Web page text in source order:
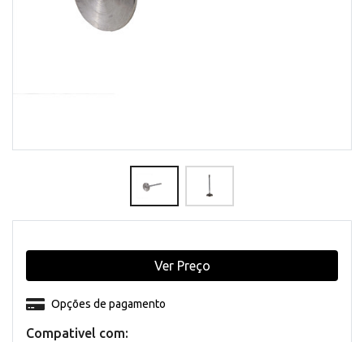
Compativel com:
Opções de pagamento
Ver Preço